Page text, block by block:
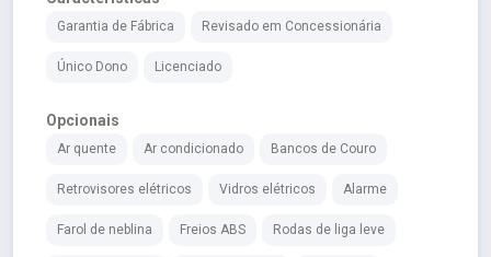
Garantia de Fábrica Revisado em Concessionária
Único Dono Licenciado
Opcionais
Ar quente Ar condicionado Bancos de Couro
Retrovisores elétricos Vidros elétricos Alarme
Farol de neblina Freios ABS Rodas de liga leve